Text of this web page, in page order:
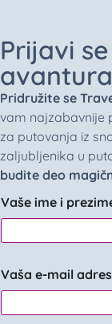
Prijavi
Pridružite se
vam najzabavnije
za putovanja iz
zaljubljenika u
budite deo
Vaše ime i
Vaša e-mail